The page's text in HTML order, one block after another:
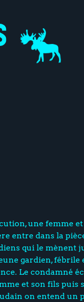
une femme
entre dans la
qui le mènent
gardien, fébrile
Le condamné
et son fils
on entend un